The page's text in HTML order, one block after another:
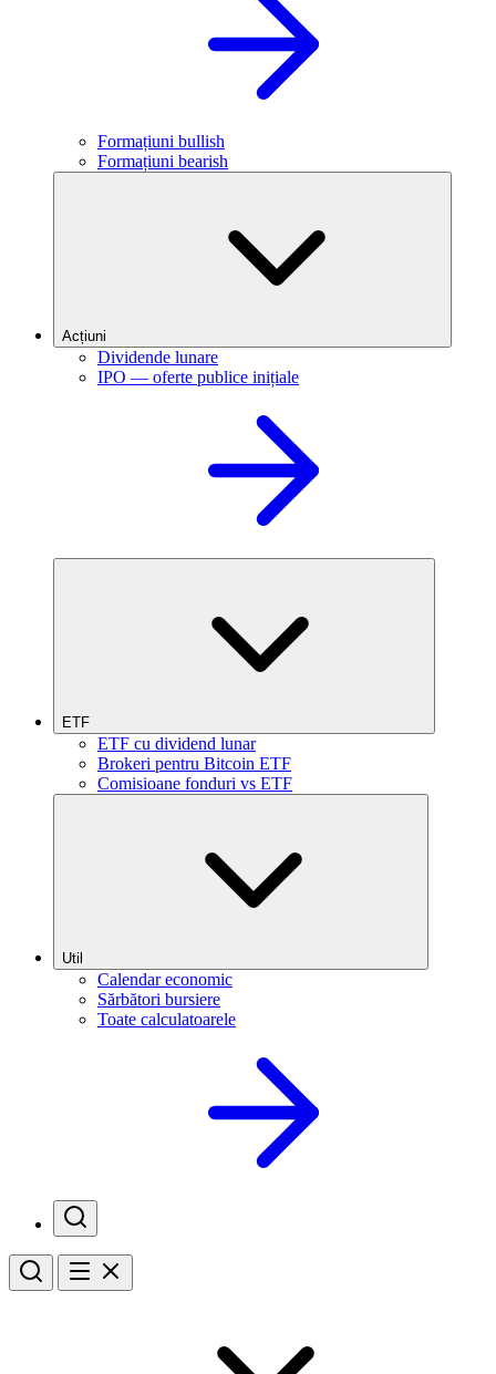
Formațiuni bullish
Formațiuni bearish
Acțiuni
Dividende lunare
IPO — oferte publice inițiale
ETF
ETF cu dividend lunar
Brokeri pentru Bitcoin ETF
Comisioane fonduri vs ETF
Util
Calendar economic
Sărbători bursiere
Toate calculatoarele